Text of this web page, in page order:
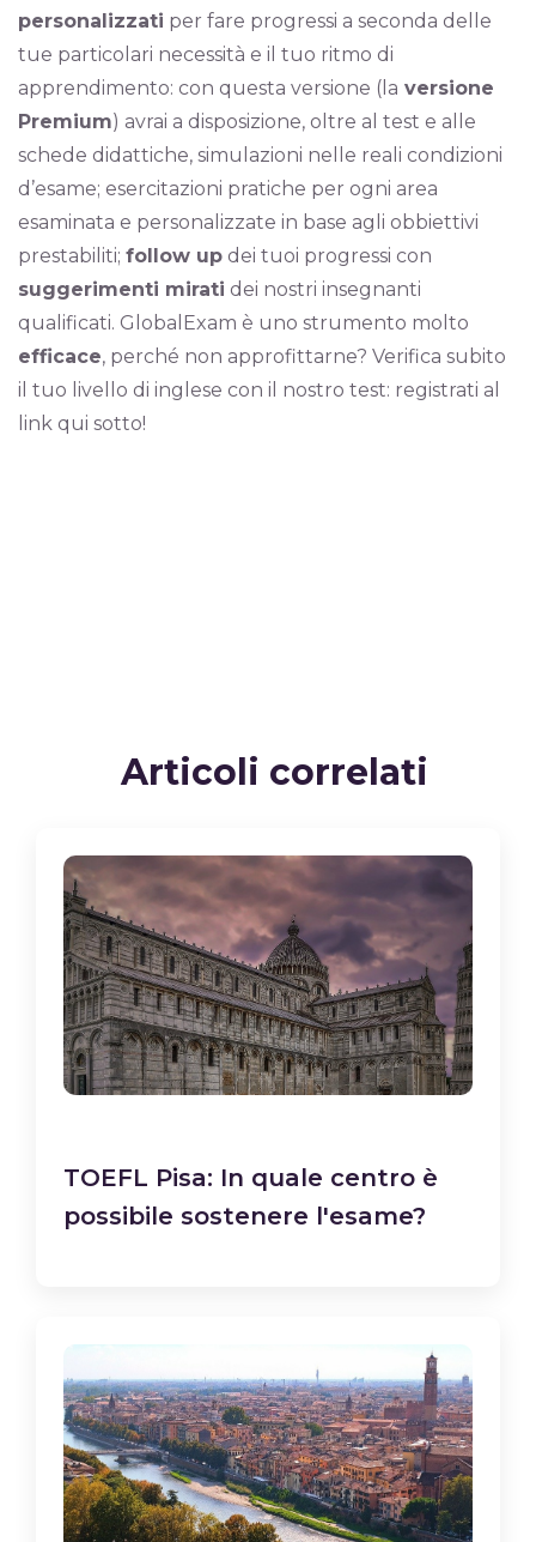
personalizzati per fare progressi a seconda delle
tue particolari necessità e il tuo ritmo di
apprendimento: con questa versione (la versione
Premium) avrai a disposizione, oltre al test e alle
schede didattiche, simulazioni nelle reali condizioni
d’esame; esercitazioni pratiche per ogni area
esaminata e personalizzate in base agli obbiettivi
prestabiliti; follow updei tuoi progressi con
suggerimenti mirati dei nostri insegnanti
qualificati. GlobalExam è uno strumento molto
efficace, perché non approfittarne? Verifica subito
il tuo livello di inglese con il nostro test: registrati al
link qui sotto!
Articoli correlati
TOEFL Pisa: In quale centro è
possibile sostenere l'esame?